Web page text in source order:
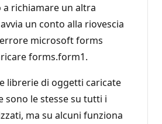
richiamare un altra
un conto alla riovescia
microsoft forms
forms.form1.
librerie di oggetti caricate
sono le stesse su tutti i
ma su alcuni funziona